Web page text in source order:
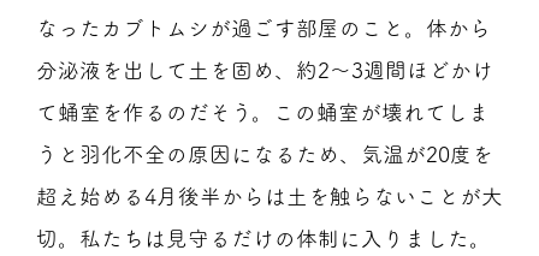
なったカブトムシが過ごす部屋のこと。体から
分泌液を出して土を固め、約2～3週間ほどかけ
て蛹室を作るのだそう。この蛹室が壊れてしま
うと羽化不全の原因になるため、気温が20度を
超え始める4月後半からは土を触らないことが大
切。私たちは見守るだけの体制に入りました。